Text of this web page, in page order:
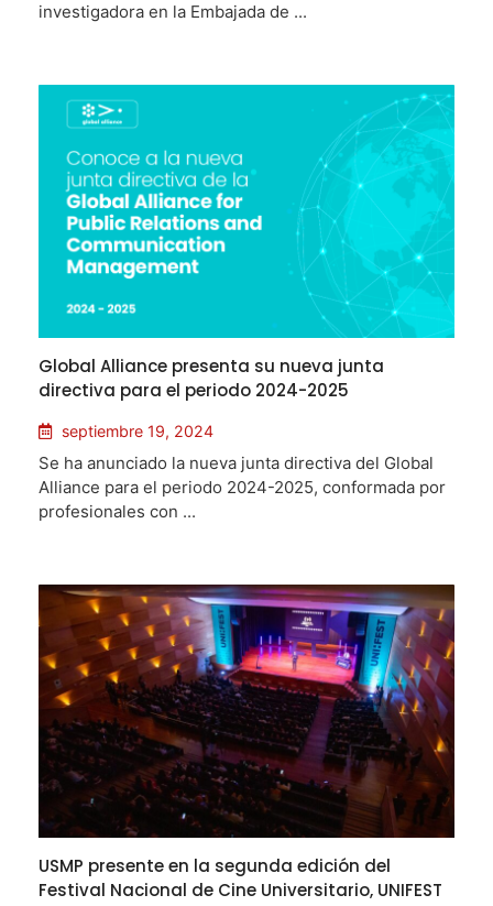
investigadora en la Embajada de ...
Global Alliance presenta su nueva junta
directiva para el periodo 2024-2025
septiembre 19, 2024
Se ha anunciado la nueva junta directiva del Global
Alliance para el periodo 2024-2025, conformada por
profesionales con ...
USMP presente en la segunda edición del
Festival Nacional de Cine Universitario, UNIFEST